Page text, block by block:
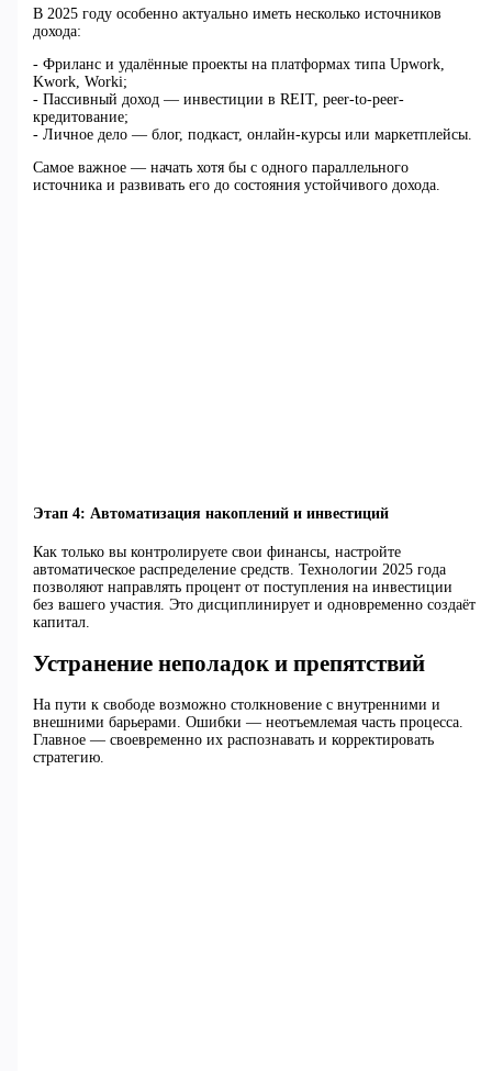
В 2025 году особенно актуально иметь несколько источников
дохода:
- Фриланс и удалённые проекты на платформах типа Upwork,
Kwork, Worki;
- Пассивный доход — инвестиции в REIT, peer-to-peer-
кредитование;
- Личное дело — блог, подкаст, онлайн-курсы или маркетплейсы.
Самое важное — начать хотя бы с одного параллельного
источника и развивать его до состояния устойчивого дохода.
Этап 4: Автоматизация накоплений и инвестиций
Как только вы контролируете свои финансы, настройте
автоматическое распределение средств. Технологии 2025 года
позволяют направлять процент от поступления на инвестиции
без вашего участия. Это дисциплинирует и одновременно создаёт
капитал.
Устранение неполадок и препятствий
На пути к свободе возможно столкновение с внутренними и
внешними барьерами. Ошибки — неотъемлемая часть процесса.
Главное — своевременно их распознавать и корректировать
стратегию.